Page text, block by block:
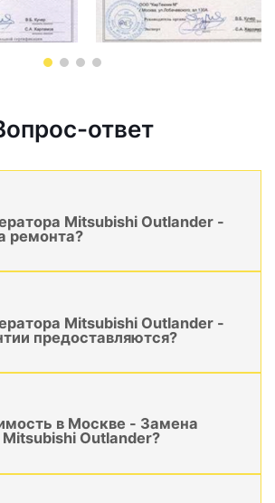
ответ
Mitsubishi Outlander -
ремонта?
Mitsubishi Outlander -
предоставляются?
в Москве - Замена
Mitsubishi Outlander?